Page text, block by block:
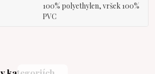
100% polyethylen, vršek 100%
PVC